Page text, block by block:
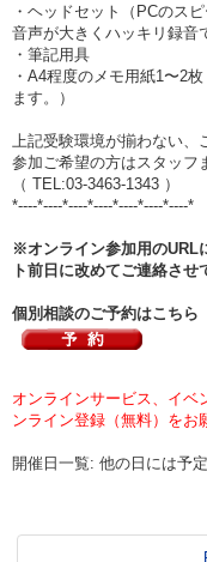
・ヘッドセット（PCのス
音声が大きくハッキリ録音
・筆記用具
・A4程度のメモ用紙1〜2
ます。）
上記受験環境が揃わない、
参加ご希望の方はスタッフ
（ TEL:03-3463-1343 ）
*----*----*----*----*----*----*----*
※オンライン参加用のURL
ト前日に改めてご連絡させ
個別相談のご予約はこちら
オンラインサービス、イベ
ンライン登録（無料）をお
開催日一覧: 他の日には予